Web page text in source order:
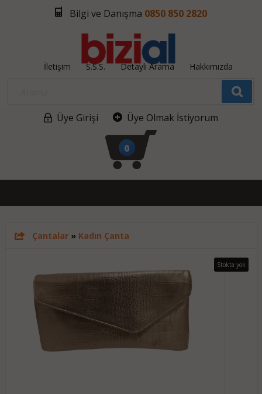
Bilgi ve Danışma 0850 850 2820
İletişim S.S.S. Detaylı Arama Hakkımızda
Üye Girişi Üye Olmak İstiyorum
0
Çantalar» Kadın Çanta
Stokta yok